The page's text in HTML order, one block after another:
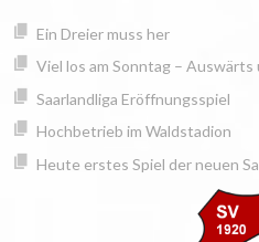
springen
zum
Inhalt
Ein Dreier muss her
Viel los am Sonntag – Auswärts
Saarlandliga Eröffnungsspiel
Hochbetrieb im Waldstadion
Heute erstes Spiel der neuen